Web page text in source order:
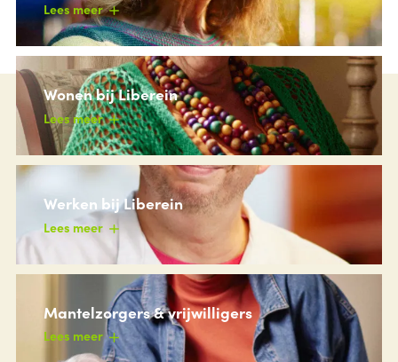
Lees meer
Wonen bij Liberein
Lees meer
Werken bij Liberein
Lees meer
Mantelzorgers & vrijwilligers
Lees meer